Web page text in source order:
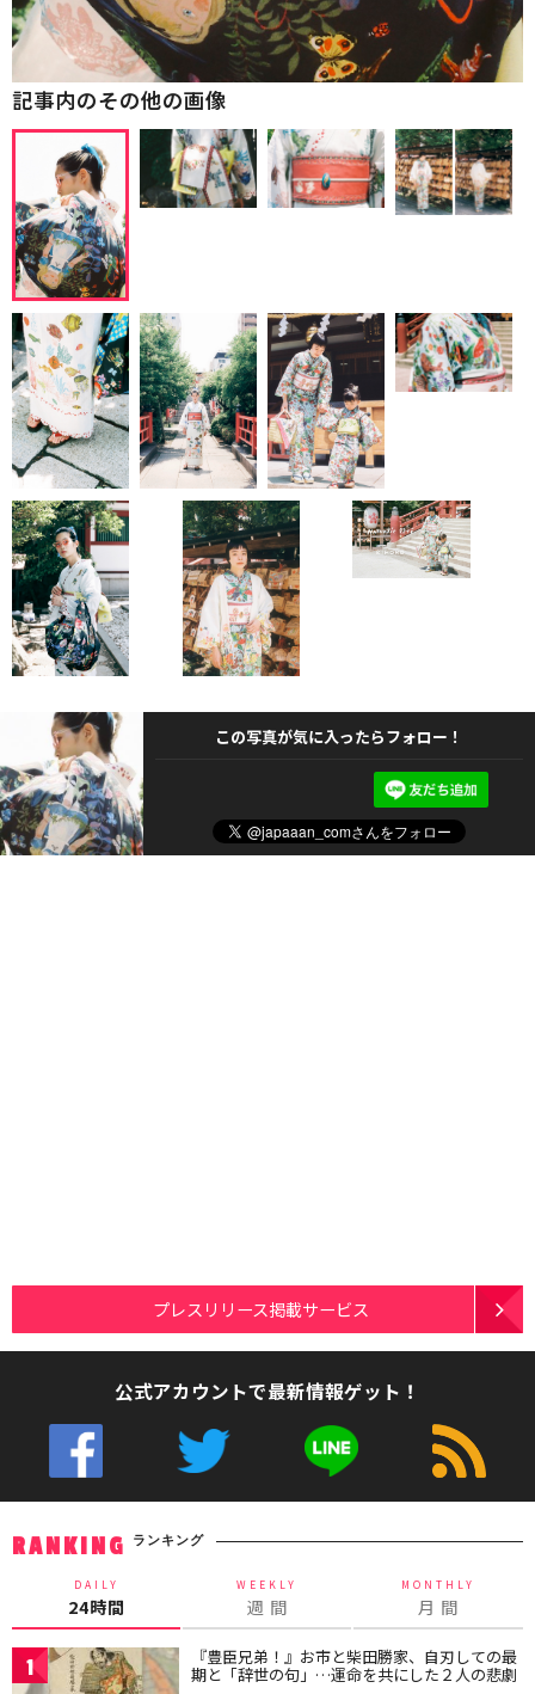
記事内のその他の画像
この写真が気に入ったらフォロー！
プレスリリース掲載サービス
公式アカウントで最新情報ゲット！
RANKING ランキング
DAILY
24時間
WEEKLY
週 間
MONTHLY
月 間
1 『豊臣兄弟！』お市と柴田勝家、自刃しての最
期と「辞世の句」…運命を共にした２人の悲劇